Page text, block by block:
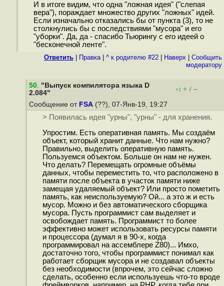
И в итоге видим, что одна "ложная идея" ("слепая
вера"), пораждает множество других "ложных" идей.
Если изначально отказались бы от пункта (3), то не
столкнулись бы с последствиями "мусора" и его
"уборки". Да, да - спасибо Тьюрингу с его идеей о
"бесконечной ленте".
Ответить Правка| ^ к родителю #22 Наверх
Cообщить
модератору
50. "Выпуск компилятора языка D
2.084"
+1 + / –
Сообщение от FSA (??), 07-Янв-19, 19:27
> Появилась идея "урны", "урны" - для хранения.
Упростим. Есть оперативная память. Мы создаём
объект, который хранит данные. Что нам нужно?
Правильно, выделить оперативную память.
Пользуемся объектом. Больше он нам не нужен.
Что делать? Перемещать огромные объёмы
данных, чтобы переместить то, что расположено в
памяти после объекта в участок памяти ниже
замещая удаляемый объект? Или просто пометить
память, как неиспользуемую? Ой... а это ж и есть
мусор. Можно и без автоматического сборщика
мусора. Пусть программист сам выделяет и
освобождает память. Программист то более
эффективно может использовать ресурсы памяти
и процессора (думал я в 90-х, когда
программировал на ассемблере Z80)... Имхо,
достаточно того, чтобы программист понимал как
работает сборщик мусора и не создавал объекты
без необходимости (впрочем, это сейчас сложно
сделать, особенно если используешь что-то вроде